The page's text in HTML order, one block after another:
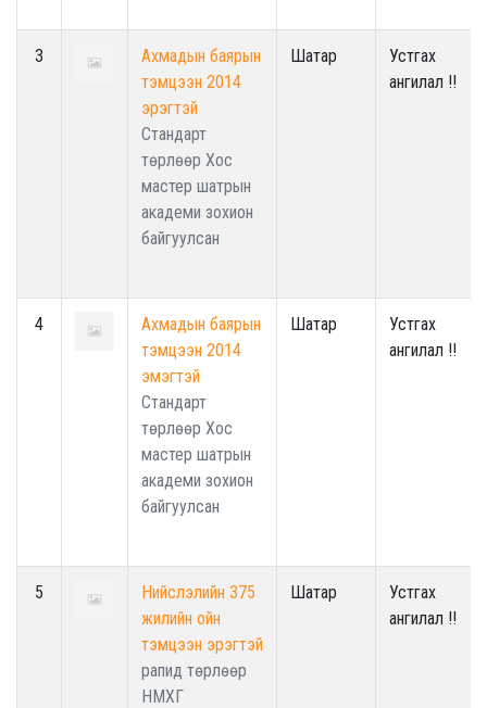
3
Ахмадын баярын
тэмцээн 2014
эрэгтэй
Стандарт
төрлөөр Хос
мастер шатрын
академи зохион
байгуулсан
Шатар
Устгах
ангилал !!
4
Ахмадын баярын
тэмцээн 2014
эмэгтэй
Стандарт
төрлөөр Хос
мастер шатрын
академи зохион
байгуулсан
Шатар
Устгах
ангилал !!
5
Нийслэлийн 375
жилийн ойн
тэмцээн эрэгтэй
рапид төрлөөр
НМХГ
Шатар
Устгах
ангилал !!